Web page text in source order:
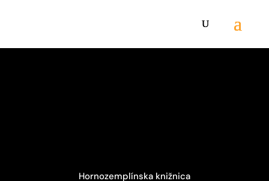
Hornozemplínska knižnica